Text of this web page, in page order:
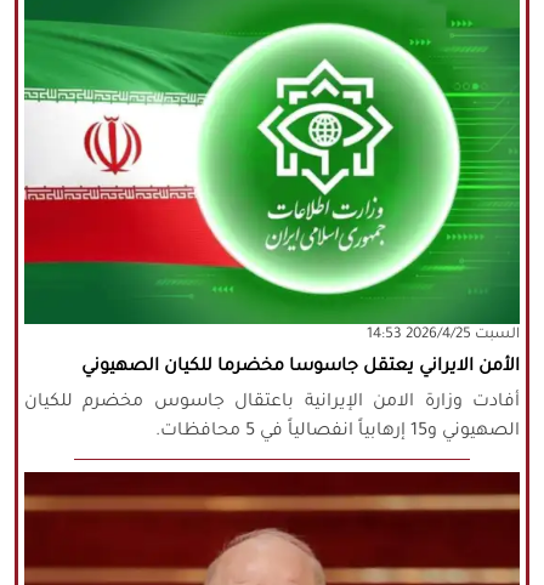
‫السبت‬ 2026/4/25 14:53
الأمن الايراني يعتقل جاسوسا مخضرما للكيان الصهيوني
أفادت وزارة الامن الإيرانية باعتقال جاسوس مخضرم للكيان
الصهيوني و15 إرهابياً انفصالياً في 5 محافظات.